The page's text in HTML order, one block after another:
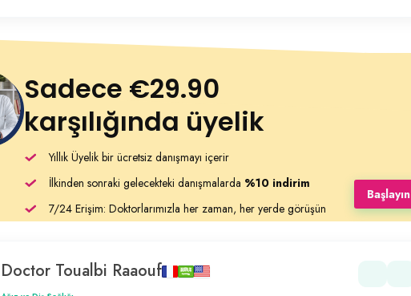
Sadece €29.90
karşılığında üyelik
Yıllık Üyelik bir ücretsiz danışmayı içerir
İlkinden sonraki gelecekteki danışmalarda %10 indirim
7/24 Erişim: Doktorlarımızla her zaman, her yerde görüşün
Başlayın
Doctor Toualbi Raaouf